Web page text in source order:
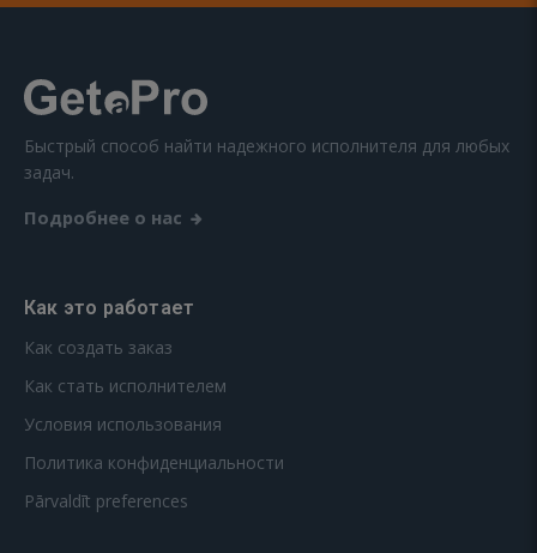
Быстрый способ найти надежного исполнителя для любых
задач.
Подробнее о нас
Как это работает
Как создать заказ
Как стать исполнителем
Условия использования
Политика конфиденциальности
Pārvaldīt preferences